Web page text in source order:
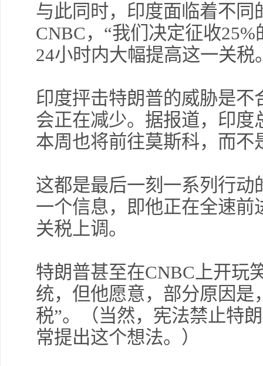
与此同时，印度面临着不
CNBC，“我们决定征收
24小时内大幅提高这一关税
印度抨击特朗普的威胁是
会正在减少。据报道，印度
本周也将前往莫斯科，而不
这都是最后一刻一系列行
一个信息，即他正在全速
关税上调。
特朗普甚至在CNBC上开玩
统，但他愿意，部分原因是
税”。（当然，宪法禁止特
常提出这个想法。）